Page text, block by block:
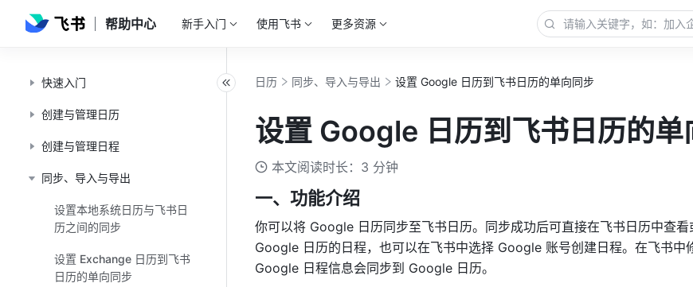
帮助中心 新手入门 使用飞书 更多资源
快速入门
创建与管理日历
创建与管理日程
同步、导入与导出
设置本地系统日历与飞书日
历之间的同步
设置 Exchange 日历到飞书
日历的单向同步
日历 同步、导入与导出 设置 Google 日历到飞书日历的单向同步
设置 Google 日历到飞书日历的单
本文阅读时长：3 分钟
一、功能介绍
你可以将 Google 日历同步至飞书日历。同步成功后可直接在飞书日历中查看
Google 日历的日程，也可以在飞书中选择 Google 账号创建日程。在飞书中
Google 日程信息会同步到 Google 日历。